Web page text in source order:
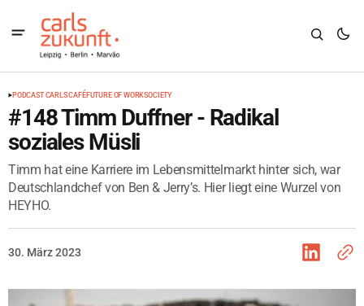
PODCAST CARLS CAFÉFUTURE OF WORKSOCIETY
#148 Timm Duffner - Radikal
soziales Müsli
Timm hat eine Karriere im Lebensmittelmarkt hinter sich, war
Deutschlandchef von Ben & Jerry’s. Hier liegt eine Wurzel von
HEYHO.
30. März 2023